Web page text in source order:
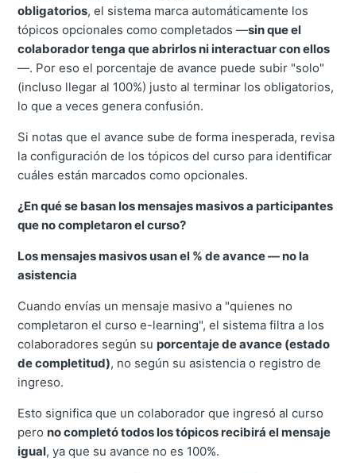
obligatorios, el sistema marca automáticamente los
tópicos opcionales como completados —sin que el
colaborador tenga que abrirlos ni interactuar con ellos
—. Por eso el porcentaje de avance puede subir "solo"
(incluso llegar al 100%) justo al terminar los obligatorios,
lo que a veces genera confusión.
Si notas que el avance sube de forma inesperada, revisa
la configuración de los tópicos del curso para identificar
cuáles están marcados como opcionales.
¿En qué se basan los mensajes masivos a participantes
que no completaron el curso?
Los mensajes masivos usan el % de avance — no la
asistencia
Cuando envías un mensaje masivo a "quienes no
completaron el curso e-learning", el sistema filtra a los
colaboradores según su porcentaje de avance (estado
de completitud), no según su asistencia o registro de
ingreso.
Esto significa que un colaborador que ingresó al curso
pero no completó todos los tópicos recibirá el mensaje
igual, ya que su avance no es 100%.